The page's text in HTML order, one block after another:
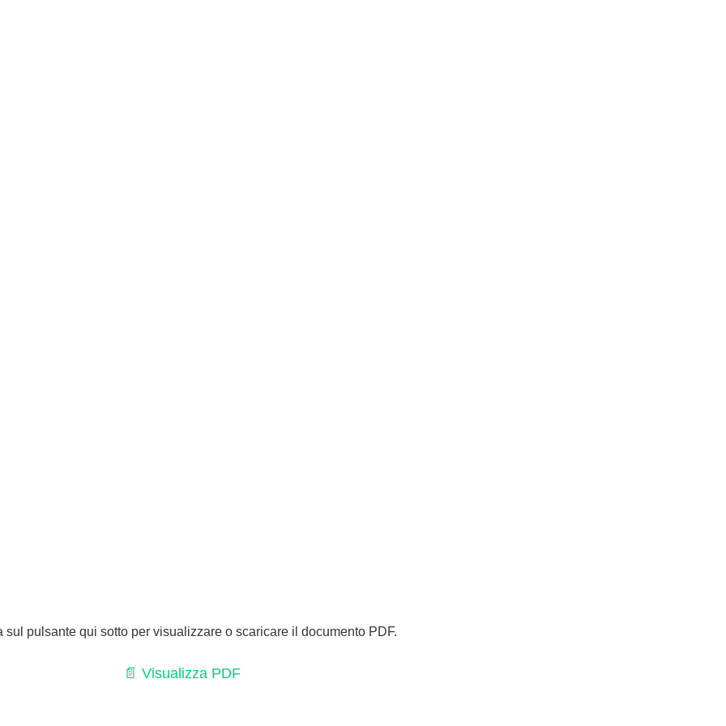
sul pulsante qui sotto per visualizzare o scaricare il documento PDF.
📄 Visualizza PDF